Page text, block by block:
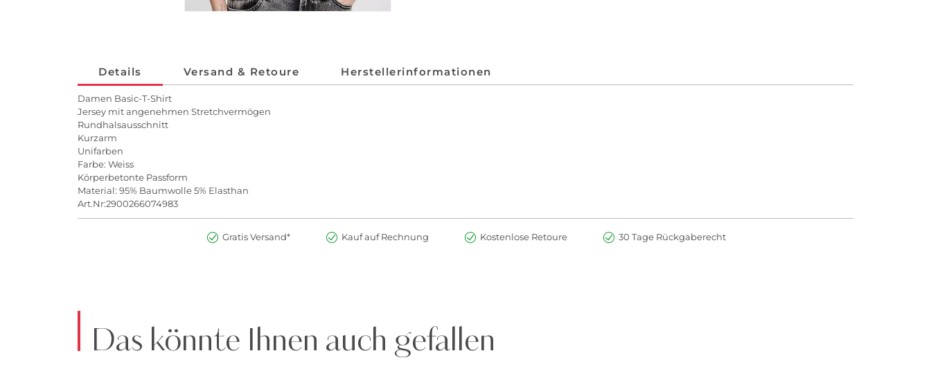
Details Versand & Retoure Herstellerinformationen
Damen Basic-T-Shirt
Jersey mit angenehmen Stretchvermögen
Rundhalsausschnitt
Kurzarm
Unifarben
Farbe: Weiss
Körperbetonte Passform
Material: 95% Baumwolle 5% Elasthan
Art.Nr:2900266074983
Gratis Versand* Kauf auf Rechnung Kostenlose Retoure 30 Tage Rückgaberecht
Das könnte Ihnen auch gefallen